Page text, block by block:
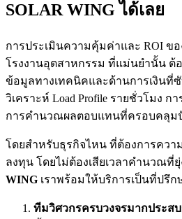
SOLAR WING ได้เลย
การประเมินความคุ้มค่าและ ROI ข
โรงงานอุตสาหกรรม ที่แม่นยำนั้น ต้
ข้อมูลทางเทคนิคและด้านการเงินที่
วิเคราะห์ Load Profile รายชั่วโมง ก
การคำนวณผลตอบแทนที่ครอบคลุมปั
โดยสำหรับธุรกิจไหน ที่ต้องการควา
ลงทุน โดยไม่ต้องเสียเวลาคำนวณที่
WING เราพร้อมให้บริการเป็นที่ปรึ
ทีมวิศวกรครบวงจรมากประส